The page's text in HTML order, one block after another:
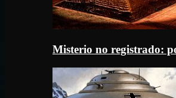
Misterio no registrado: